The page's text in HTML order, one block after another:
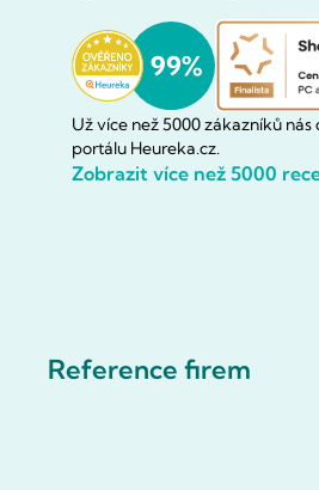
Už více než 5000 zákazníků
portálu Heureka.cz.
Zobrazit více než 5000
Reference firem